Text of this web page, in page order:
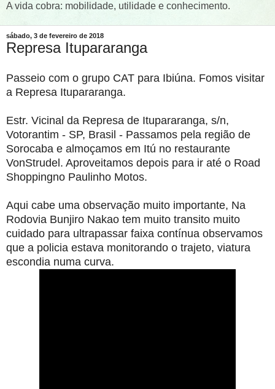
A vida cobra: mobilidade, utilidade e conhecimento.
sábado, 3 de fevereiro de 2018
Represa Itupararanga
Passeio com o grupo CAT para Ibiúna. Fomos visitar
a Represa Itupararanga.
Estr. Vicinal da Represa de Itupararanga, s/n,
Votorantim - SP, Brasil - Passamos pela região de
Sorocaba e almoçamos em Itú no restaurante
VonStrudel. Aproveitamos depois para ir até o Road
Shoppingno Paulinho Motos.
Aqui cabe uma observação muito importante, Na
Rodovia Bunjiro Nakao tem muito transito muito
cuidado para ultrapassar faixa contínua observamos
que a policia estava monitorando o trajeto, viatura
escondia numa curva.